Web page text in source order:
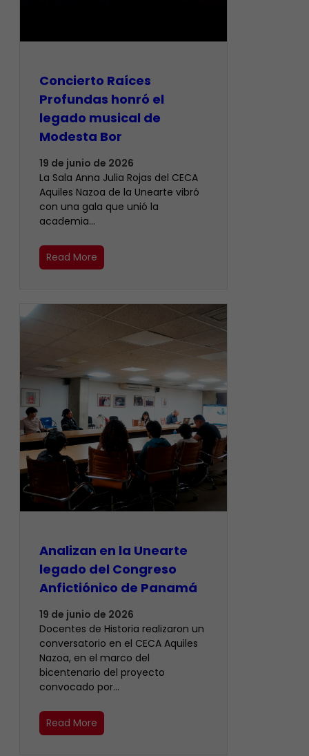
​Concierto Raíces
Profundas honró el
legado musical de
Modesta Bor
19 de junio de 2026
La Sala Anna Julia Rojas del CECA
Aquiles Nazoa de la Unearte vibró
con una gala que unió la
academia…
Read More
Analizan en la Unearte
legado del Congreso
Anfictiónico de Panamá
19 de junio de 2026
Docentes de Historia realizaron un
conversatorio en el CECA Aquiles
Nazoa, en el marco del
bicentenario del proyecto
convocado por…
Read More